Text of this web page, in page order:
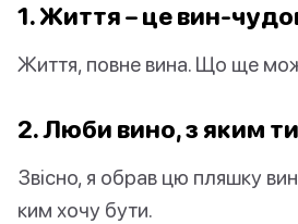
1. Життя – це вин-
Життя, повне вина. Що ще
2. Люби вино, з яким
Звісно, я обрав цю пляшку
ким хочу бути.